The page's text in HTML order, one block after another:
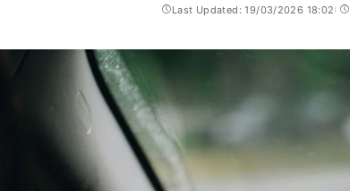
Last Updated: 19/03/2026 18:02